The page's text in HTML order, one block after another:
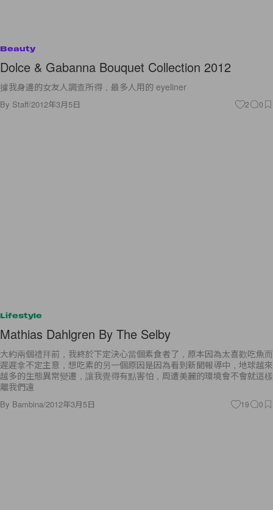
Beauty
Dolce & Gabanna Bouquet Collection 2012
據我身邊的女友人調查所得，最多人用的 eyeliner
By Staff/2012年3月5日 2 0
Lifestyle
Mathias Dahlgren By The Selby
大約兩個禮拜前，我終於下定決心當個素食者了，原本因為太喜歡吃魚而
遲遲拿不定主意，想吃素的另一個原因是因為看到新聞報導中，地球越來
越多的生態異常變遷，讓我覺得有點害怕，周遭美麗的環境會不會就這樣
離我們遠
By Bambina/2012年3月5日 19 0